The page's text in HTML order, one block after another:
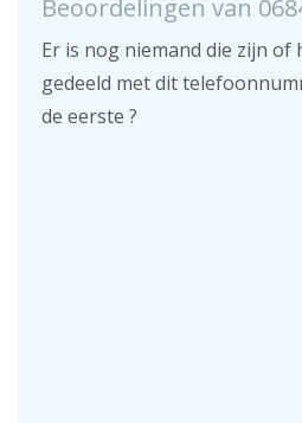
Beoordelingen van
Er is nog niemand die zijn
gedeeld met dit
de eerste ?